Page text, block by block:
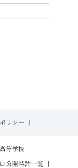
）
リシー
等学校
公開特許一覧